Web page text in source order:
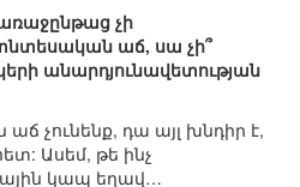
չի
աճ, սա չի՞
անարդյունավետության
չունենք, դա այլ խնդիր է,
Ասեմ, թե ինչ
կապ եղավ…